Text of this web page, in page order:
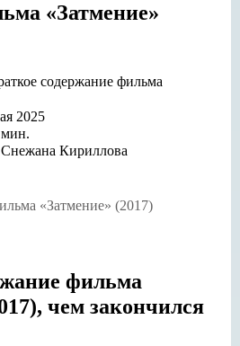
«Затмение»
2025
мин.
Снежана Кириллова
«Затмение» (2017)
фильма
чем закончился